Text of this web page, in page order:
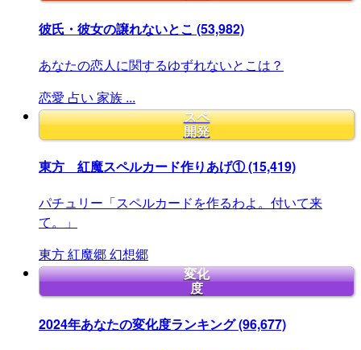
彼氏・彼女の譲れないとこ (53,982)
あなたの恋人に関するゆずれないとこは？
恋愛 占い 家族 ...
スペ
開発
東方 紅魔スペルカード作りあげ①(15,419)
パチュリー「スペルカードを作るわよ。付いて来
て。」
東方紅魔郷幻想郷
変化
度
2024年あなたの変化度ランキング(96,677)